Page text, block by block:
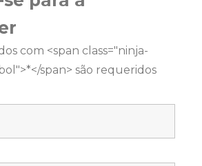
com <span class="ninja-
span> são requeridos